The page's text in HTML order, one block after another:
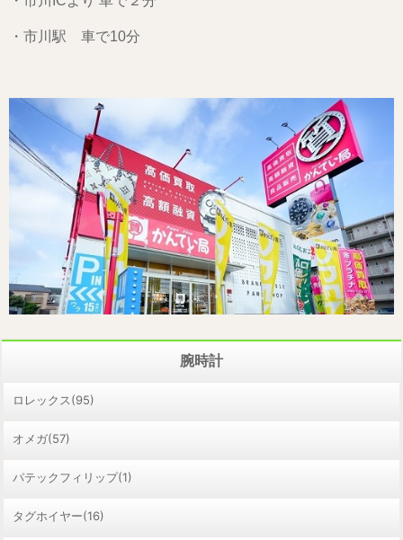
・市川駅 車で10分
腕時計
ロレックス(95)
オメガ(57)
パテックフィリップ(1)
タグホイヤー(16)